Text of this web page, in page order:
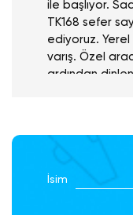
ile başlıyor.
TK168 sefer
ediyoruz. Yerel
varış. Özel
ardından
2.Gün Tur
İsim